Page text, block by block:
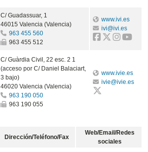
C/ Guadassuar, 1
46015 Valencia (Valencia)
963 455 560
963 455 512
www.ivi.es
ivi@ivi.es
C/ Guàrdia Civil, 22 esc. 2 1
(acceso por C/ Daniel Balaciart,
3 bajo)
46020 Valencia (Valencia)
963 190 050
963 190 055
www.ivie.es
ivie@ivie.es
Dirección/Teléfono/Fax
Web/Email/Redes
sociales